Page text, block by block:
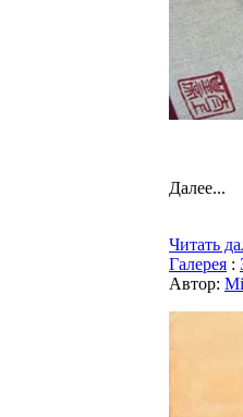
Далее...
Читать
Галерея :
Автор: